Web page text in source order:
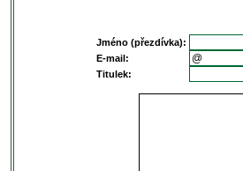
Jméno (přezdívka):
E-mail:
Titulek: